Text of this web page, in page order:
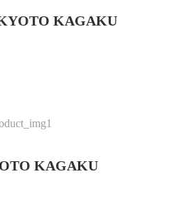
KAGAKU
KAGAKU